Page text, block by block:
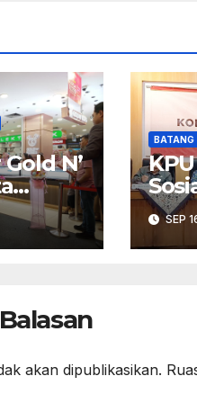
N’
BATANG
SEP
akan dipublikasikan.